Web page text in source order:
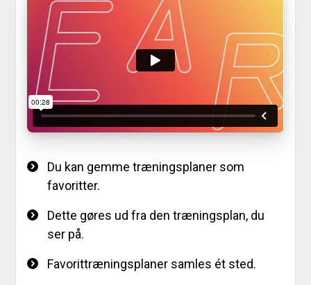
Du kan gemme træningsplaner som
favoritter.
Dette gøres ud fra den træningsplan, du
ser på.
Favorittræningsplaner samles ét sted.